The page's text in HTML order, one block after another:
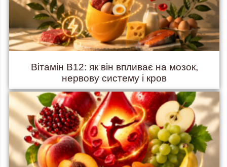
Вітамін B12: як він впливає на мозок,
нервову систему і кров